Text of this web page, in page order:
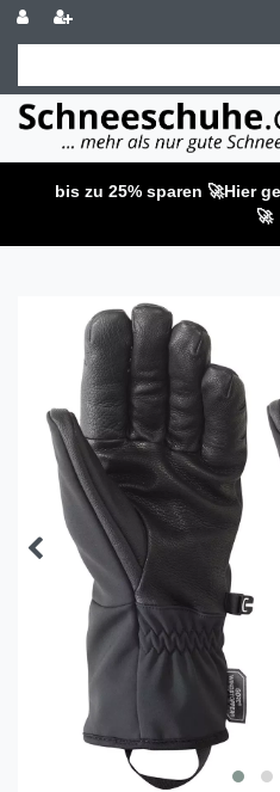
bis zu 25% sparen 🚀Hier
🚀